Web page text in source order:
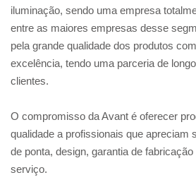
iluminação, sendo uma empresa
entre as maiores empresas desse
pela grande qualidade dos produtos
excelência, tendo uma parceria de
clientes.
O compromisso da Avant é oferecer
qualidade a profissionais que apreciam
de ponta, design, garantia de
serviço.